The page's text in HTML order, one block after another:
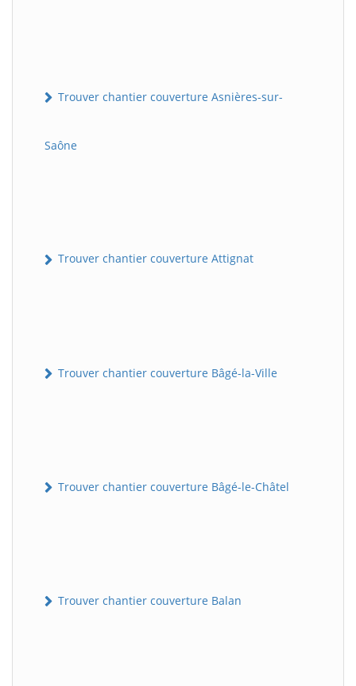
Trouver chantier couverture Asnières-sur-
Saône
Trouver chantier couverture Attignat
Trouver chantier couverture Bâgé-la-Ville
Trouver chantier couverture Bâgé-le-Châtel
Trouver chantier couverture Balan